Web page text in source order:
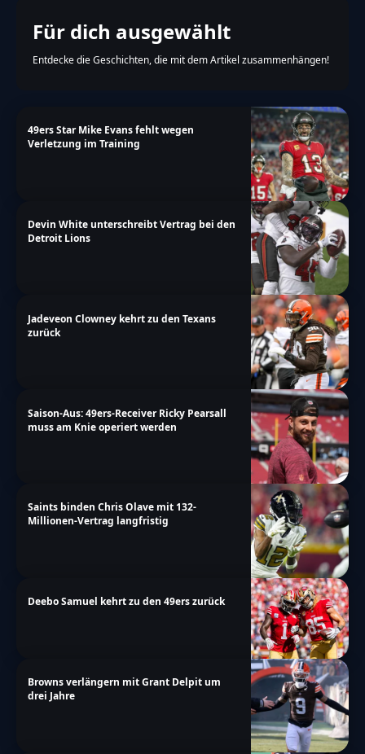
Für dich ausgewählt
Entdecke die Geschichten, die mit dem Artikel zusammenhängen!
49ers Star Mike Evans fehlt wegen
Verletzung im Training
Devin White unterschreibt Vertrag bei den
Detroit Lions
Jadeveon Clowney kehrt zu den Texans
zurück
Saison-Aus: 49ers-Receiver Ricky Pearsall
muss am Knie operiert werden
Saints binden Chris Olave mit 132-
Millionen-Vertrag langfristig
Deebo Samuel kehrt zu den 49ers zurück
Browns verlängern mit Grant Delpit um
drei Jahre